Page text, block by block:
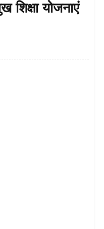
योजनाएं